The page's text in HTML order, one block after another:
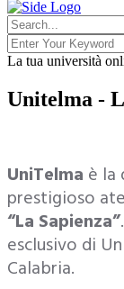
La tua università
Unitelma -
UniTelma è la
prestigioso
“La Sapienza”
esclusivo di
Calabria.